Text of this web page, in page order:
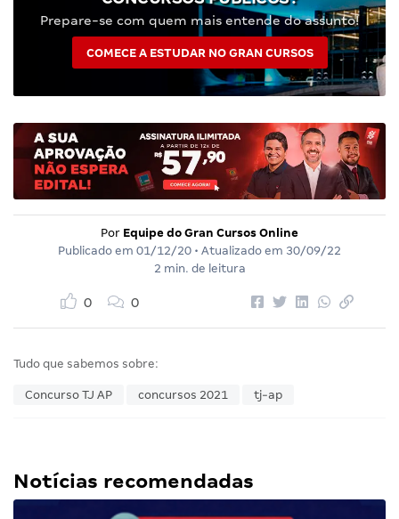
Prepare-se com quem mais entende do assunto!
COMECE A ESTUDAR NO GRAN CURSOS
Por Equipe do Gran Cursos Online
Publicado em 01/12/20 • Atualizado em 30/09/22
2 min. de leitura
0 0
Tudo que sabemos sobre:
Concurso TJ AP concursos 2021 tj-ap
Notícias recomendadas